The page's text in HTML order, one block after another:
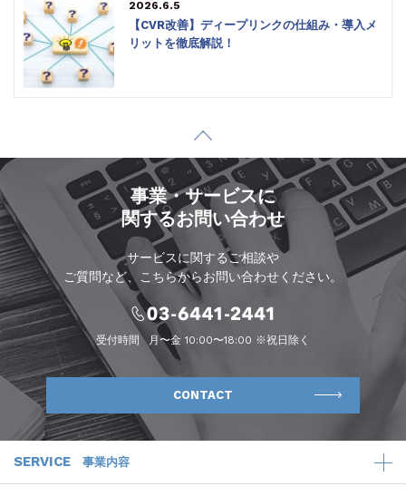
2026.6.5
【CVR改善】ディープリンクの仕組み・導入メ
リットを徹底解説！
事業・サービスに
関するお問い合わせ
サービスに関するご相談や
ご質問など、こちらからお問い合わせください。
受付時間 月〜金 10:00〜18:00 ※祝日除く
CONTACT
SERVICE 事業内容